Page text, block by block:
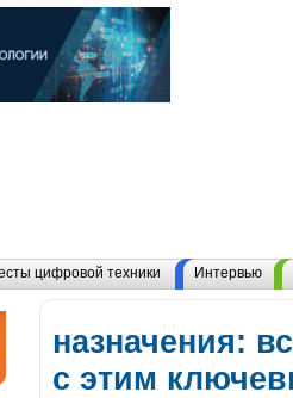
цифровой техники Интервью
назначения:
с этим